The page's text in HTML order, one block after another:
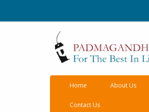
Home About Us
Contact Us